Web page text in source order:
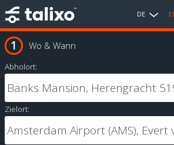
DE
Wo & Wann
Abholort:
Zielort: